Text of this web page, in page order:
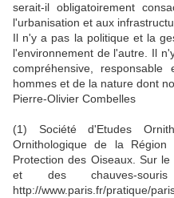
serait-il obligatoirement
l'urbanisation et aux
Il n'y a pas la politique et la
l'environnement de l'autre. Il
compréhensive,
hommes et de la nature dont
Pierre-Olivier Combelles
(1) Société d'Etudes
Ornithologique de la
Protection des Oiseaux. Sur
et des chauves-
http://www.paris.fr/pratique/